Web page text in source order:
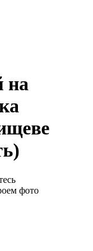
на
фото